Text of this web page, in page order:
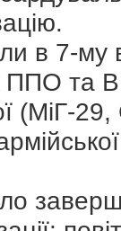
7-му
ППО та
(МіГ-29,